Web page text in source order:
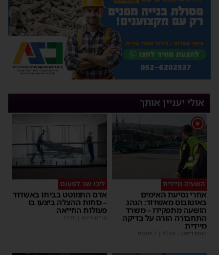
אולי יעניין אותך
1
השעיה מיידית
אחרי נסיעת האימים
באוטובוס מאשדוד: הנהג
הושעה מתפקידו – משרד
התחבורה הורה על בדיקה
מיידית
מנחם דויטש 17:44
ליבו שב לפעום
אדם התמוטט בביתו באשדוד
– כוחות ההצלה ביצעו בו
פעולות החייאה
מנחם דויטש 17:35